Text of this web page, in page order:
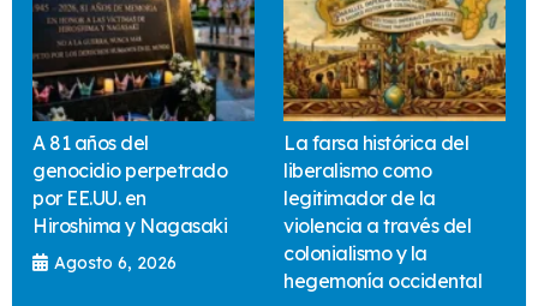
A 81 años del
genocidio perpetrado
por EE.UU. en
Hiroshima y Nagasaki
Agosto 6, 2026
La farsa histórica del
liberalismo como
legitimador de la
violencia a través del
colonialismo y la
hegemonía occidental